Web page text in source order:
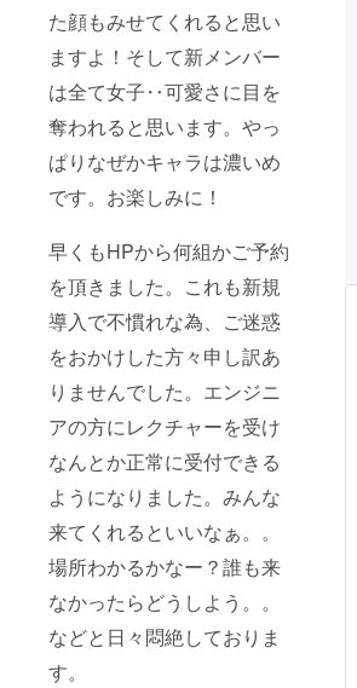
た顔もみせてくれると思い
ますよ！そして新メンバー
は全て女子‥可愛さに目を
奪われると思います。やっ
ぱりなぜかキャラは濃いめ
です。お楽しみに！
早くもHPから何組かご予約
を頂きました。これも新規
導入で不慣れな為、ご迷惑
をおかけした方々申し訳あ
りませんでした。エンジニ
アの方にレクチャーを受け
なんとか正常に受付できる
ようになりました。みんな
来てくれるといいなぁ。。
場所わかるかなー？誰も来
なかったらどうしよう。。
などと日々悶絶しておりま
す。